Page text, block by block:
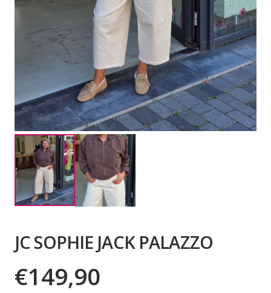
JC SOPHIE JACK PALAZZO
€149,90